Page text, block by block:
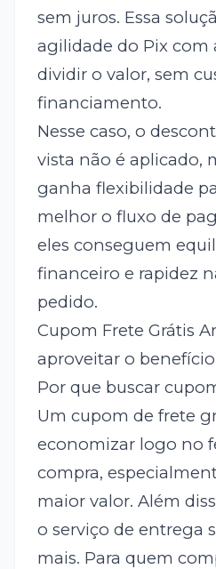
sem juros. Essa
agilidade do Pix com
dividir o valor, sem
financiamento.
Nesse caso, o
vista não é aplicado,
ganha flexibilidade
melhor o fluxo de
eles conseguem
financeiro e rapidez
pedido.
Cupom Frete Grátis
aproveitar o benefício
Por que buscar
Um cupom de frete
economizar logo no
compra,
maior valor. Além
o serviço de entrega
mais. Para quem